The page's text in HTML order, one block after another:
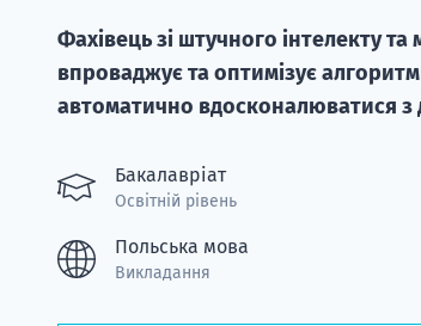
Фахівець зі штучного інтелекту
впроваджує та оптимізує
автоматично вдосконалюватися з
Бакалавріат
Освітній рівень
Польська мова
Викладання